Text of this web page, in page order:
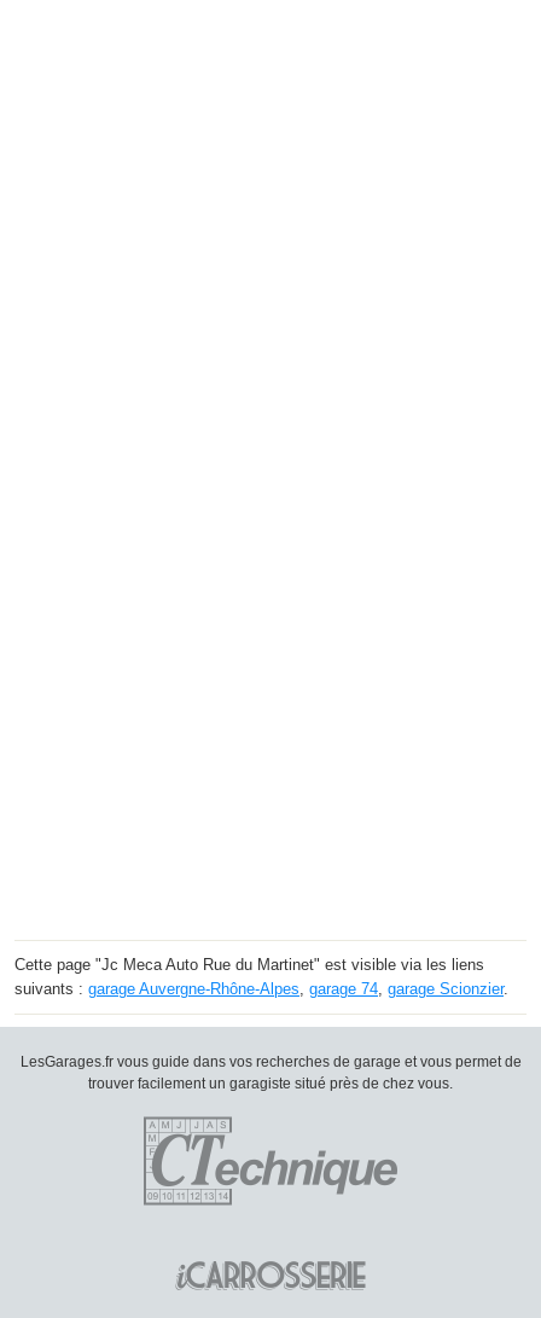
Cette page "Jc Meca Auto Rue du Martinet" est visible via les liens
suivants : garage Auvergne-Rhône-Alpes, garage 74, garage Scionzier.
LesGarages.fr vous guide dans vos recherches de garage et vous permet de
trouver facilement un garagiste situé près de chez vous.